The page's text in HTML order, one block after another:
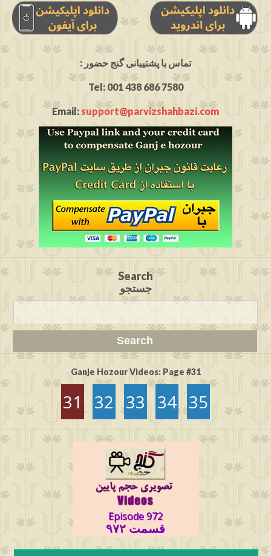
: تماس با پشتیبانی گنج حضور
Tel: 001 438 686 7580
Email:support@parvizshahbazi.com
Search
جستجو
Ganje Hozour Videos: Page #31
31 32 33 34 35
Episode 972
قسمت ۹۷۲